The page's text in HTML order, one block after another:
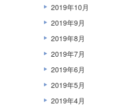
2019年10月
2019年9月
2019年8月
2019年7月
2019年6月
2019年5月
2019年4月